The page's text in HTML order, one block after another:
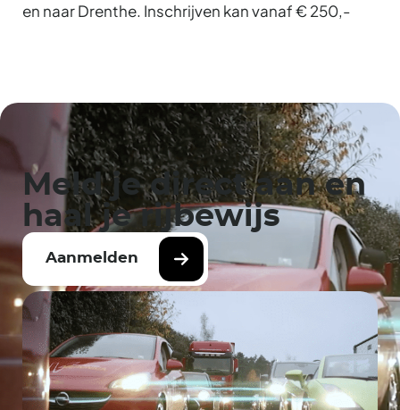
en naar Drenthe. Inschrijven kan vanaf € 250,-
Meld je direct aan en
haal je rijbewijs
Aanmelden